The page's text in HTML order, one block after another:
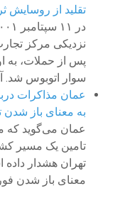
تقلید از روسایش
نزدیکی مرکز
پس از حملات، به
سوار اتوبوس شد.
عمان مذاکرات
به معنای باز شدن
عمان می‌گوید که
تامین یک مسیر
تهران هشدار
معنای باز شدن